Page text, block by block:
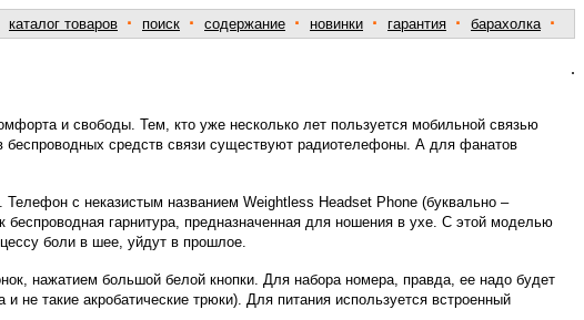
каталог товаров · поиск · содержание · новинки · гарантия · барахолка ·
и свободы. Тем, кто уже несколько лет пользуется мобильной связью
беспроводных средств связи существуют радиотелефоны. А для фанатов
с неказистым названием Weightless Headset Phone (буквально –
гарнитура, предназначенная для ношения в ухе. С этой моделью
боли в шее, уйдут в прошлое.
нажатием большой белой кнопки. Для набора номера, правда, ее надо будет
не такие акробатические трюки). Для питания используется встроенный
.